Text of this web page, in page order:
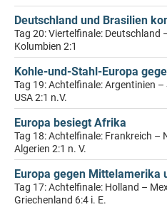
Deutschland und Brasilien
Tag 20: Viertelfinale: Deutschland
Kolumbien 2:1
Kohle-und-Stahl-Europa
Tag 19: Achtelfinale: Argentinien –
USA 2:1 n.V.
Europa besiegt Afrika
Tag 18: Achtelfinale: Frankreich –
Algerien 2:1 n. V.
Europa gegen Mittelamerika
Tag 17: Achtelfinale: Holland –
Griechenland 6:4 i. E.